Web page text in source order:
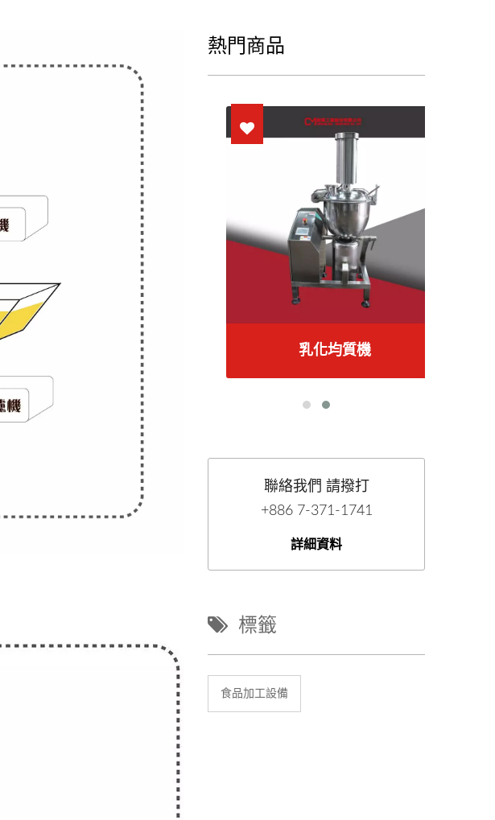
熱門商品
乳化均質機
聯絡我們 請撥打
+886 7-371-1741
詳細資料
標籤
食品加工設備